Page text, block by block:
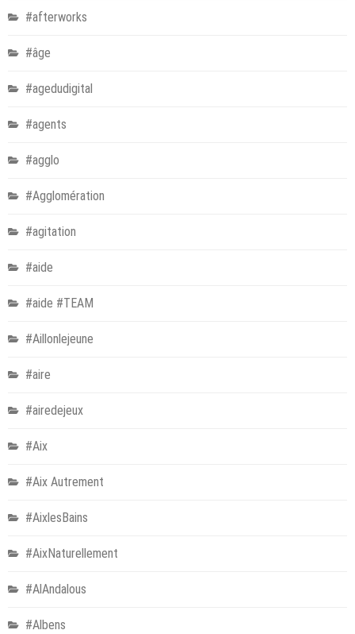
#afterworks
#âge
#agedudigital
#agents
#agglo
#Agglomération
#agitation
#aide
#aide #TEAM
#Aillonlejeune
#aire
#airedejeux
#Aix
#Aix Autrement
#AixlesBains
#AixNaturellement
#AlAndalous
#Albens